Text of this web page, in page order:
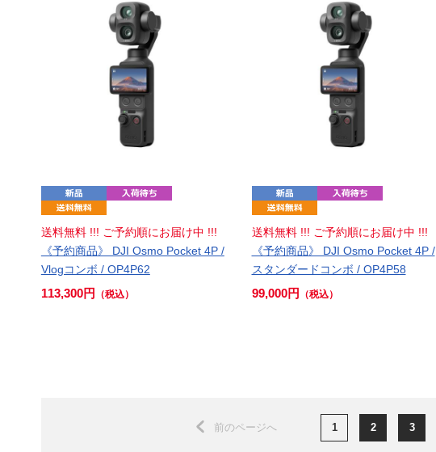
送料無料 !!! ご予約順にお届け中 !!!
《予約商品》 DJI Osmo Pocket 4P /
Vlogコンボ / OP4P62
113,300円 （税込）
送料無料 !!! ご予約順にお届け中 !!!
《予約商品》 DJI Osmo Pocket 4P /
スタンダードコンボ / OP4P58
99,000円 （税込）
前のページへ 1 2 3